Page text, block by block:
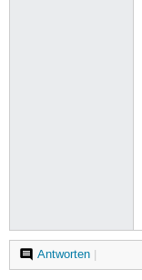
Antworten|